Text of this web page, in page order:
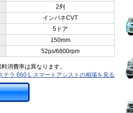
2列
インパネCVT
5ドア
150mm
52ps/6800rpm
消費率は異なります。
テラ 660 L スマートアシストの相場を見る